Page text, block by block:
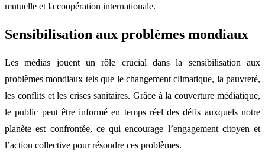
mutuelle et la coopération internationale.
Sensibilisation aux problèmes mondiaux
Les médias jouent un rôle crucial dans la sensibilisation aux
problèmes mondiaux tels que le changement climatique, la pauvreté,
les conflits et les crises sanitaires. Grâce à la couverture médiatique,
le public peut être informé en temps réel des défis auxquels notre
planète est confrontée, ce qui encourage l’engagement citoyen et
l’action collective pour résoudre ces problèmes.